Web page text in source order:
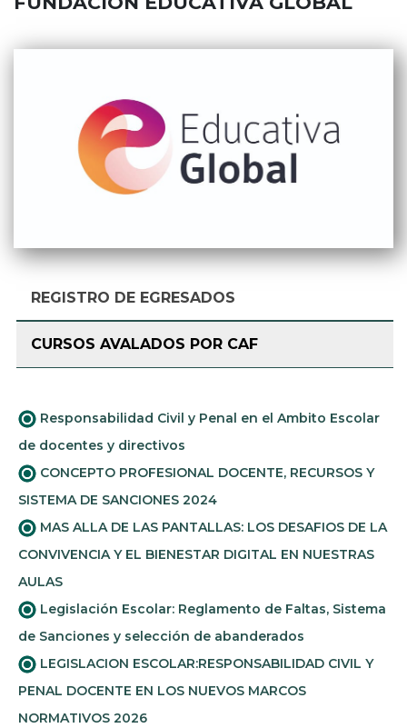
REGISTRO DE EGRESADOS
CURSOS AVALADOS POR CAF
Responsabilidad Civil y Penal en el Ambito Escolar
de docentes y directivos
CONCEPTO PROFESIONAL DOCENTE, RECURSOS Y
SISTEMA DE SANCIONES 2024
MAS ALLA DE LAS PANTALLAS: LOS DESAFIOS DE LA
CONVIVENCIA Y EL BIENESTAR DIGITAL EN NUESTRAS
AULAS
Legislación Escolar: Reglamento de Faltas, Sistema
de Sanciones y selección de abanderados
LEGISLACION ESCOLAR:RESPONSABILIDAD CIVIL Y
PENAL DOCENTE EN LOS NUEVOS MARCOS
NORMATIVOS 2026